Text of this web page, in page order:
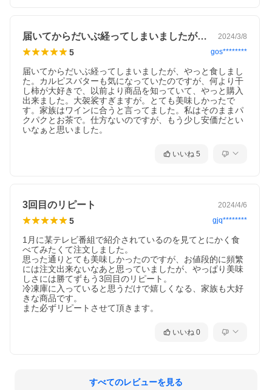
他のバターでは味わうことができないスッキリと爽やかな後味が
届いてからだいぶ経ってしまいましたが、… 2024/3/8
5 gos********
届いてからだいぶ経ってしまいましたが、やっと食しまし
た。カルピスバターも気になっていたのですが、何より干
し柿が大好きで、以前より商品を知っていて、やっと購入
出来ました。大袈裟すぎますが。とても美味しかったで
す。家族はワインに合うと言ってました。私はそのままパ
クパクとお茶で。仕方ないのですが、もう少し安価だとい
いなぁと思いました。
いいね 5
3回目のリピート 2024/4/6
5 gjq********
1月に某テレビ番組で紹介されているのを見てとにかく食
べてみたくて注文しました。
思った通りとても美味しかったのですが、お値段的に頻繁
には注文出来ないなあと思っていましたが、やっぱり美味
しさには勝てずもう3回目のリピート。
冷凍庫に入っていると思うだけで嬉しくなる、家族も大好
きな商品です。
また必ずリピートさせて頂きます。
いいね 0
すべてのレビューを見る